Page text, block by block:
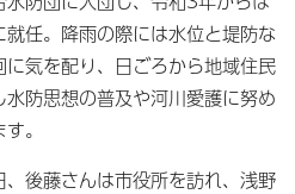
就任。降雨の際には水位と堤防な
に気を配り、日ごろから地域住民
水防思想の普及や河川愛護に努め
。
、後藤さんは市役所を訪れ、浅野